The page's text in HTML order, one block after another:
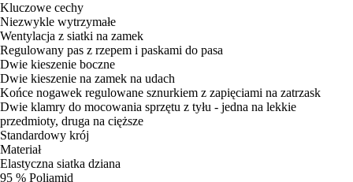
Kluczowe cechy
Niezwykle wytrzymałe
Wentylacja z siatki na zamek
Regulowany pas z rzepem i paskami do pasa
Dwie kieszenie boczne
Dwie kieszenie na zamek na udach
Końce nogawek regulowane sznurkiem z zapięciami na zatrzask
Dwie klamry do mocowania sprzętu z tyłu - jedna na lekkie
przedmioty, druga na cięższe
Standardowy krój
Materiał
Elastyczna siatka dziana
95 % Poliamid